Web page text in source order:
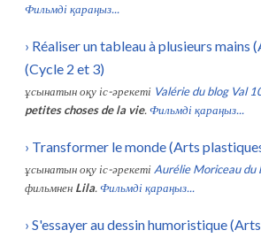
Фильмді қараңыз...
› Réaliser un tableau à plusieurs mains
(Cycle 2 et 3)
ұсынатын оқу іс-әрекеті Valérie du blog Val
petites choses de la vie. Фильмді қараңыз...
› Transformer le monde (Arts
ұсынатын оқу іс-әрекеті Aurélie Moriceau du
фильмнен Lila. Фильмді қараңыз...
› S'essayer au dessin humoristique